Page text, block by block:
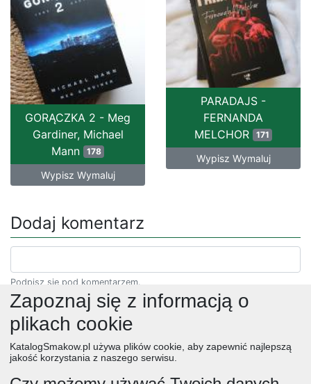
PARADAJS -
FERNANDA
MELCHOR
171
Wypisz Wymaluj
GORĄCZKA 2 - Meg
Gardiner, Michael
Mann
178
Wypisz Wymaluj
Dodaj komentarz
Podpisz się pod komentarzem.
Zapoznaj się z informacją o
plikach cookie
KatalogSmakow.pl używa plików cookie, aby zapewnić najlepszą
jakość korzystania z naszego serwisu.